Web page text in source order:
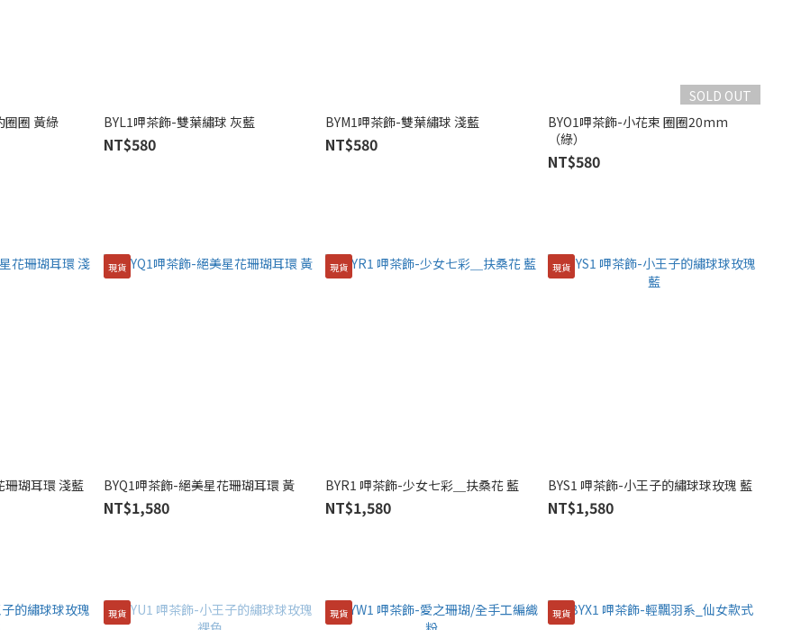
BYK1呷茶飾-雜生簡約圈圈 黃綠 BYL1呷茶飾-雙葉繡球 灰藍
NT$580
BYM1呷茶飾-雙葉繡球 淺藍
NT$580
SOLD OUT
BYO1呷茶飾-小花束 圈圈20mm
（綠）
NT$580
珊瑚耳環 淺藍
現貨
BYQ1呷茶飾-絕美星花珊瑚耳環 黃
NT$1,580
現貨
BYR1 呷茶飾-少女七彩＿扶桑花 藍
NT$1,580
現貨
BYS1 呷茶飾-小王子的繡球球玫瑰 藍
NT$1,580
現貨 現貨 現貨